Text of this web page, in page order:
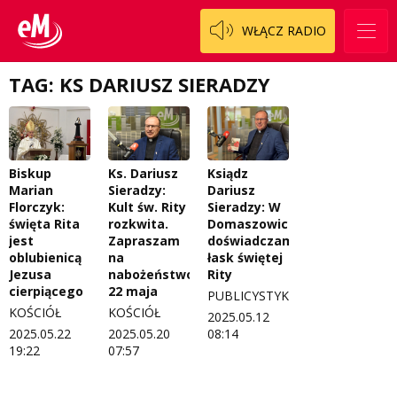
WŁĄCZ RADIO
Włoszczowski
Cały ten sport
Dzieciaki Cudaki
Fascynująca nauka
Historia na fali
Modna kultura
OdNowa
Pacjent, którego nie zapomnę
Pasjonaci
Piąta strona świata
Prawdę mówiąc
Koncert życzeń
Kontakt
O nas
Regulamin programu Patron
Zespół
Logo do pobrania
Regulamin konkursów
Regulamin przesyłania materiałów
Regulamin sklepu internetowego
TAG: KS DARIUSZ SIERADZY
Biskup
Marian
Florczyk:
święta Rita
jest
oblubienicą
Jezusa
cierpiącego
KOŚCIÓŁ
2025.05.22
19:22
Ks. Dariusz
Sieradzy:
Kult św. Rity
rozkwita.
Zapraszam
na
nabożeństwo
22 maja
KOŚCIÓŁ
2025.05.20
07:57
Ksiądz
Dariusz
Sieradzy: W
Domaszowicach
doświadczamy
łask świętej
Rity
PUBLICYSTYKA
2025.05.12
08:14